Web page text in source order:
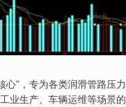
”，专为各类润滑管路
业生产、车辆运维等场景